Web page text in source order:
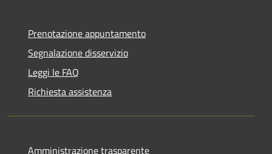
Prenotazione appuntamento
Segnalazione disservizio
Leggi le FAQ
Richiesta assistenza
Amministrazione trasparente